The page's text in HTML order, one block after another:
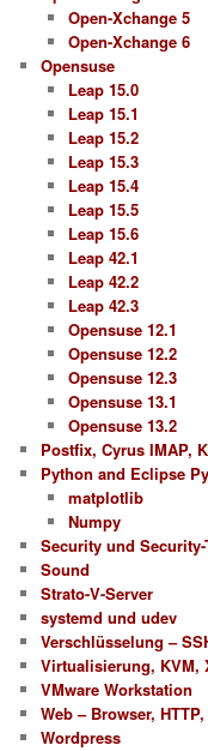
Open-Xchange 5
Open-Xchange 6
Opensuse
Leap 15.0
Leap 15.1
Leap 15.2
Leap 15.3
Leap 15.4
Leap 15.5
Leap 15.6
Leap 42.1
Leap 42.2
Leap 42.3
Opensuse 12.1
Opensuse 12.2
Opensuse 12.3
Opensuse 13.1
Opensuse 13.2
Postfix, Cyrus IMAP,
Python and Eclipse
matplotlib
Numpy
Security und
Sound
Strato-V-Server
systemd und udev
Verschlüsselung –
Virtualisierung, KVM,
VMware Workstation
Web – Browser,
Wordpress